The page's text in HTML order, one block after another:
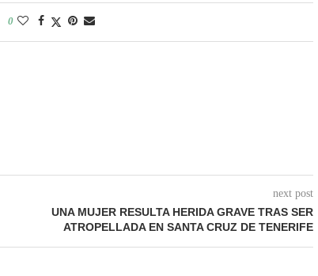
0
next post
UNA MUJER RESULTA HERIDA GRAVE TRAS SER
ATROPELLADA EN SANTA CRUZ DE TENERIFE